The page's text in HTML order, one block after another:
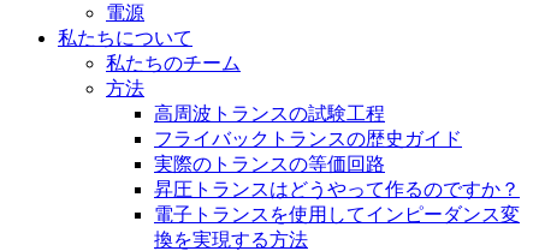
電源
私たちについて
私たちのチーム
方法
高周波トランスの試験工程
フライバックトランスの歴史ガイド
実際のトランスの等価回路
昇圧トランスはどうやって作るのですか？
電子トランスを使用してインピーダンス変
換を実現する方法